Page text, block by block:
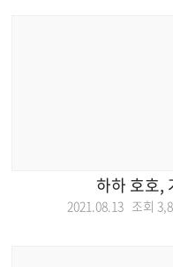
하하 호호,
2021.08.13 조회